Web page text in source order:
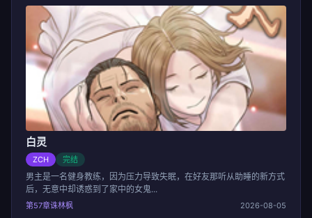
白灵
ZCH 完结
男主是一名健身教练，因为压力导致失眠，在好友那听从助睡的新方式
后，无意中却诱惑到了家中的女鬼...
第57章诛林枫 2026-08-05